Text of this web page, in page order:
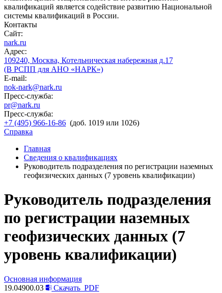
квалификаций является содействие развитию Национальной
системы квалификаций в России.
Контакты
Сайт:
nark.ru
Адрес:
109240, Москва, Котельническая набережная д.17
(В РСПП для АНО «НАРК»)
E-mail:
nok-nark@nark.ru
Пресс-служба:
pr@nark.ru
Пресс-служба:
+7 (495) 966-16-86 (доб. 1019 или 1026)
Справка
Главная
Сведения о квалификациях
Руководитель подразделения по регистрации наземных
геофизических данных (7 уровень квалификации)
Руководитель подразделения
по регистрации наземных
геофизических данных (7
уровень квалификации)
Основная информация
19.04900.03
Скачать PDF